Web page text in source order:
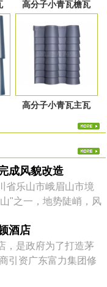
高分子小青瓦檐瓦
高分子小青瓦主瓦
成风貌改造
省乐山市峨眉山市境
"之一，地势陡峭，风
峨眉平原2700多米。
美观环保、色泽丰
比高。 四川尚典建材
酒店
，是政府为了打造茅
引资广东富力集团修